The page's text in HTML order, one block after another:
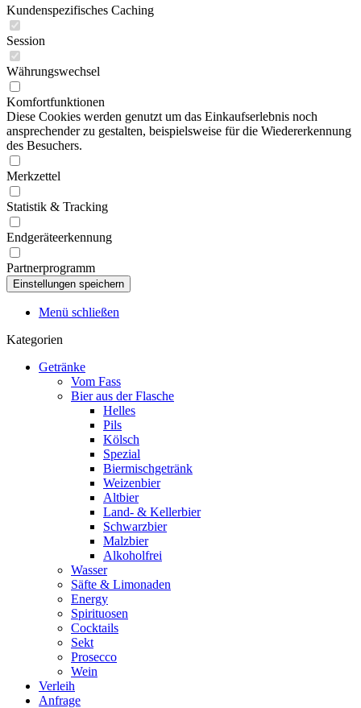
Kundenspezifisches Caching
Session
Währungswechsel
Komfortfunktionen
Diese Cookies werden genutzt um das Einkaufserlebnis noch
ansprechender zu gestalten, beispielsweise für die Wiedererkennung
des Besuchers.
Merkzettel
Statistik & Tracking
Endgeräteerkennung
Partnerprogramm
Menü schließen
Kategorien
Getränke
Vom Fass
Bier aus der Flasche
Helles
Pils
Kölsch
Spezial
Biermischgetränk
Weizenbier
Altbier
Land- & Kellerbier
Schwarzbier
Malzbier
Alkoholfrei
Wasser
Säfte & Limonaden
Energy
Spirituosen
Cocktails
Sekt
Prosecco
Wein
Verleih
Anfrage